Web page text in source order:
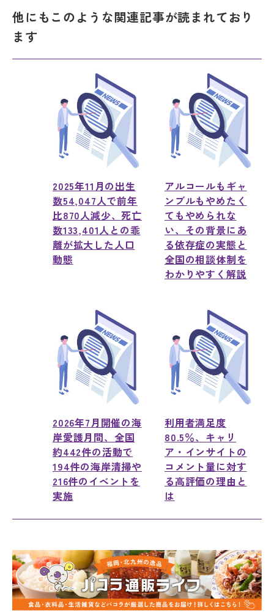
他にもこのような関連記事が読まれており
ます
2025年11月の出生
数54,047人で前年
比870人減少、死亡
数133,401人との乖
離が拡大した人口
動態
アルコールもギャ
ンブルもやめたく
てもやめられな
い、その背景にあ
る依存症の実態と
全国の相談体制を
わかりやすく解説
2026年7月開催の海
岸愛護月間、全国
約442件の活動で
194件の海岸清掃や
216件のイベントを
実施
利用者満足度
80.5％、キャリ
ア・インサイトの
コメント量に対す
る高評価の理由と
は